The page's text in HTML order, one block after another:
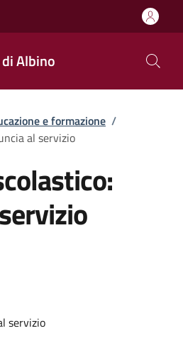
Albino
e formazione /
al servizio
servizio